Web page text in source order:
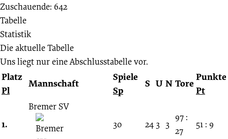
TuS
Schwachhausen
4:0
30.
Spieltag
Zuschauende: 642
Tabelle
Statistik
Die aktuelle Tabelle
Uns liegt nur eine Abschlusstabelle vor.
Platz
Pl
Mannschaft
Spiele
Sp
S U N Tore
Punkte
Pt
1.
Bremer SV
30
24 3 3
97 :
27
51 : 9